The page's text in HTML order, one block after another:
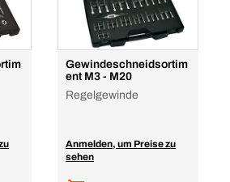
Gewindeschneidsortim
ent M3 - M20
Regelgewinde
Anmelden, um Preise zu
sehen